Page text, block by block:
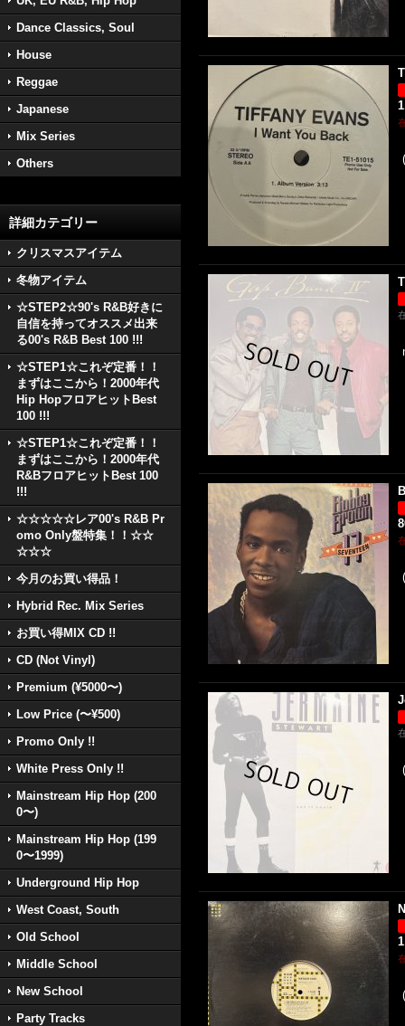
Dance Classics, Soul
House
Reggae
Japanese
Mix Series
Others
詳細カテゴリー
クリスマスアイテム
冬物アイテム
☆STEP2☆90's R&B好きに
自信を持ってオススメ出来
る00's R&B Best 100 !!!
☆STEP1☆これぞ定番！！
まずはここから！2000年代
Hip HopフロアヒットBest
100 !!!
☆STEP1☆これぞ定番！！
まずはここから！2000年代
R&BフロアヒットBest 100
!!!
☆☆☆☆☆レア00's R&B Pr
omo Only盤特集！！☆☆
☆☆☆
今月のお買い得品！
Hybrid Rec. Mix Series
お買い得MIX CD !!
CD (Not Vinyl)
Premium (¥5000〜)
Low Price (〜¥500)
Promo Only !!
White Press Only !!
Mainstream Hip Hop (200
0〜)
Mainstream Hip Hop (199
0〜1999)
Underground Hip Hop
West Coast, South
Old School
Middle School
New School
Party Tracks